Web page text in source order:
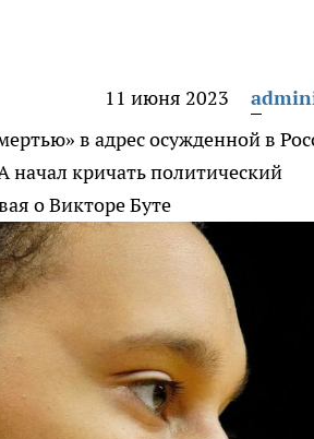
11 июня 2023
в адрес осужденной в
начал кричать политический
о Викторе Буте